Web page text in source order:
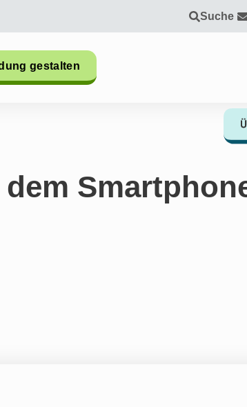
Suche
gestalten